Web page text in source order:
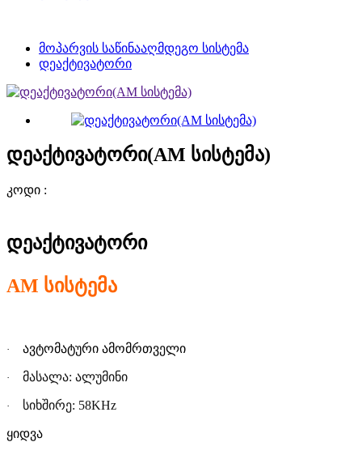
მოპარვის საწინააღმდეგო სისტემა
დეაქტივატორი
დეაქტივატორი(AM სისტემა)
კოდი :
დეაქტივატორი
AM სისტემა
· ავტომატური ამომრთველი
· მასალა: ალუმინი
· სიხშირე: 58KHz
ყიდვა